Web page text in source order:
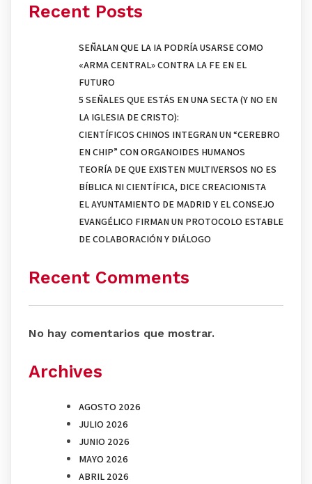
Recent Posts
SEÑALAN QUE LA IA PODRÍA USARSE COMO
«ARMA CENTRAL» CONTRA LA FE EN EL
FUTURO
5 SEÑALES QUE ESTÁS EN UNA SECTA (Y NO EN
LA IGLESIA DE CRISTO):
CIENTÍFICOS CHINOS INTEGRAN UN “CEREBRO
EN CHIP” CON ORGANOIDES HUMANOS
TEORÍA DE QUE EXISTEN MULTIVERSOS NO ES
BÍBLICA NI CIENTÍFICA, DICE CREACIONISTA
EL AYUNTAMIENTO DE MADRID Y EL CONSEJO
EVANGÉLICO FIRMAN UN PROTOCOLO ESTABLE
DE COLABORACIÓN Y DIÁLOGO
Recent Comments
No hay comentarios que mostrar.
Archives
AGOSTO 2026
JULIO 2026
JUNIO 2026
MAYO 2026
ABRIL 2026